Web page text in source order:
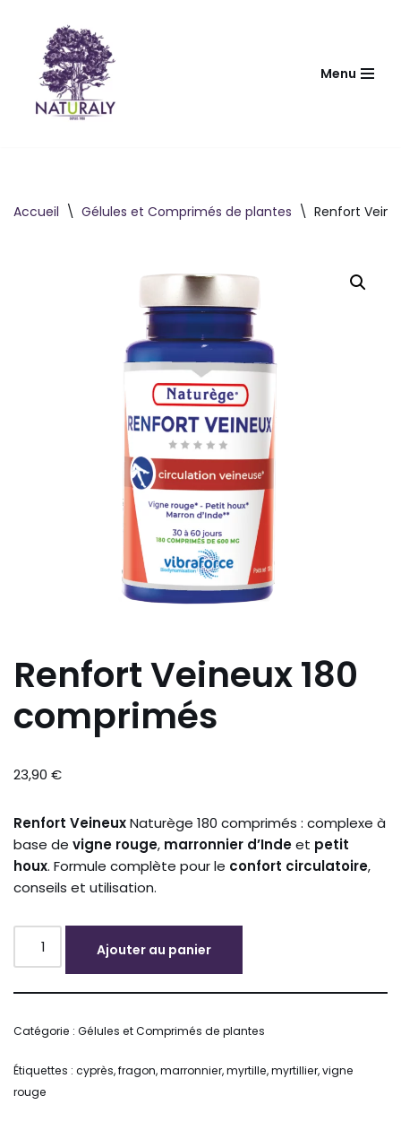
contenu
Menu
Accueil \ Gélules et Comprimés de plantes \ Renfort
Renfort Veineux 180
comprimés
23,90 €
Renfort VeineuxNaturège 180 comprimés : complexe à
base de vigne rouge, marronnier d’Indeet petit
houx. Formule complète pour le confort circulatoire,
conseils et utilisation.
Ajouter au panier
Catégorie : Gélules et Comprimés de plantes
Étiquettes : cyprès,fragon,marronnier,myrtille,myrtillier,vigne
rouge